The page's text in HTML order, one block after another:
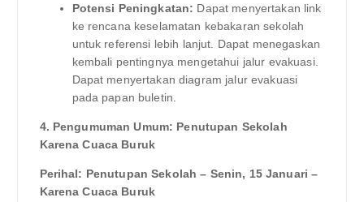
Potensi Peningkatan: Dapat menyertakan link
ke rencana keselamatan kebakaran sekolah
untuk referensi lebih lanjut. Dapat menegaskan
kembali pentingnya mengetahui jalur evakuasi.
Dapat menyertakan diagram jalur evakuasi
pada papan buletin.
4. Pengumuman Umum: Penutupan Sekolah
Karena Cuaca Buruk
Perihal: Penutupan Sekolah – Senin, 15 Januari –
Karena Cuaca Buruk